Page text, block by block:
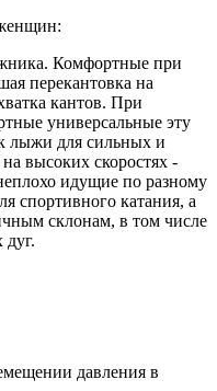
Комфортные при
перекантовка на
кантов. При
универсальные эту
лыжи для сильных и
высоких скоростях -
идущие по разному
спортивного катания, а
склонам, в том числе
давления в